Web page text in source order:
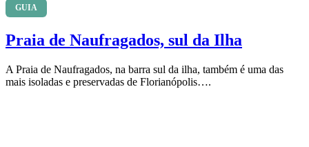
GUIA
Praia de Naufragados, sul da Ilha
A Praia de Naufragados, na barra sul da ilha, também é uma das
mais isoladas e preservadas de Florianópolis….